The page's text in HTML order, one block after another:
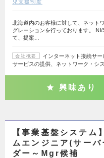
児支援制度
北海道内のお客様に対して、ネット
グレーションを行っております。
て、提案…
会社概要
インターネット接続サ
サービスの提供、ネットワーク・シ
興味あり
【事業基盤システ
ムエンジニア(サー
ダー～Mgr候補